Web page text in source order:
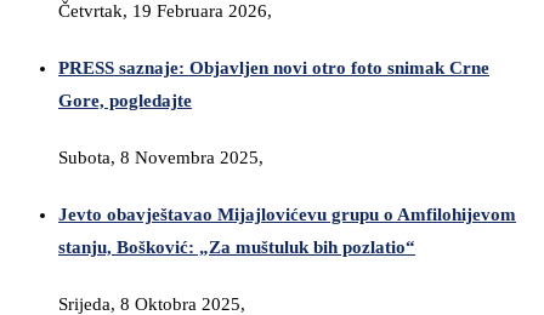
Četvrtak, 19 Februara 2026,
PRESS saznaje: Objavljen novi otro foto snimak Crne
Gore, pogledajte
Subota, 8 Novembra 2025,
Jevto obavještavao Mijajlovićevu grupu o Amfilohijevom
stanju, Bošković: „Za muštuluk bih pozlatio“
Srijeda, 8 Oktobra 2025,